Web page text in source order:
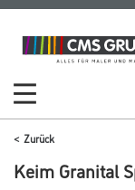
Zum
Inhalt
Zum
Navigationsmenü
Zurück
Keim Granital